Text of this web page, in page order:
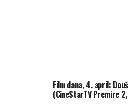
Film dana, 4. april:
(CineStarTV Premire